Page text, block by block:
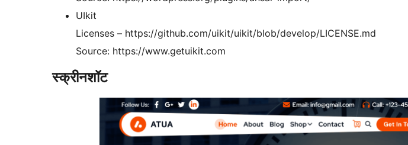
UIkit
Licenses – https://github.com/uikit/uikit/blob/develop/LICENSE.md
Source: https://www.getuikit.com
स्क्रीनशॉट